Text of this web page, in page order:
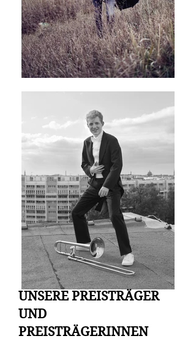
UNSERE PREISTRÄGER
UND
PREISTRÄGERINNEN